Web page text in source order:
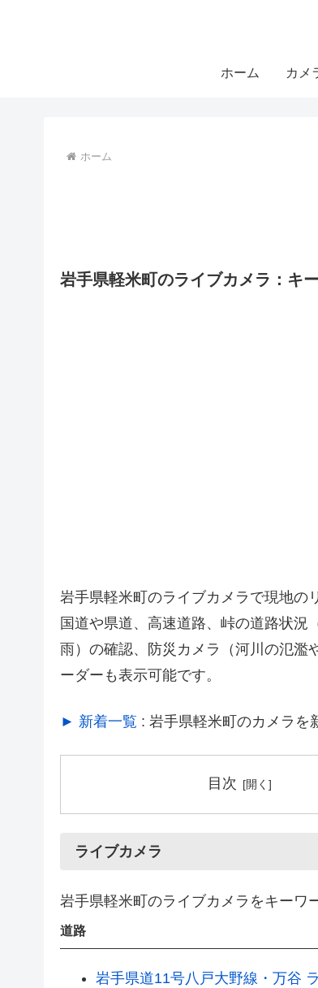
ホーム カメ
ホーム
岩手県軽米町のライブカメラ：キ
岩手県軽米町のライブカメラで現地の
国道や県道、高速道路、峠の道路状況
雨）の確認、防災カメラ（河川の氾濫
ーダーも表示可能です。
► 新着一覧 : 岩手県軽米町のカメラを
目次
ライブカメラ
岩手県軽米町のライブカメラをキーワ
道路
岩手県道11号八戸大野線・万谷